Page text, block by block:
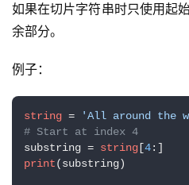
如果在切片字符串时只使用起
余部分。
例子：
string =
'All around the
# Start at index 4
substring = string [4
print(substring)